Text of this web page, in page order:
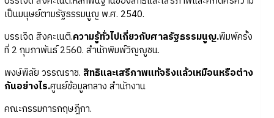
เป็นมนุษย์ตามรัฐธรรมนูญ พ.ศ. 2540.
บรรเจิด สิงคะเนติ.ความรู้ทั่วไปเกี่ยวกับศาลรัฐธรรมนูญ.พิมพ์ครั้ง
ที่ 2 กุมภาพันธ์ 2560. สำนักพิมพ์วิญญูชน.
พงษ์พิลัย วรรณราช. สิทธิและเสรีภาพแท้จริงแล้วเหมือนหรือต่าง
กันอย่างไร.ศูนย์ข้อมูลกลาง สำนักงาน
คณะกรรมการกฤษฎีกา.